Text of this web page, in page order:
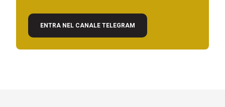
ENTRA NEL CANALE TELEGRAM